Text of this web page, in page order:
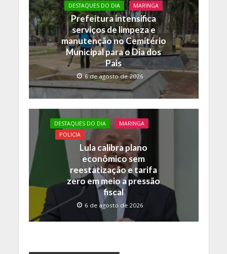
DESTAQUES DO DIA MARINGA
Prefeitura intensifica
serviços de limpeza e
manutenção no Cemitério
Municipal para o Dia dos
Pais
6 de agosto de 2026
DESTAQUES DO DIA
MARINGA
POLICIA
Lula calibra plano
econômico sem
reestatização e tarifa
zero em meio a pressão
fiscal
6 de agosto de 2026